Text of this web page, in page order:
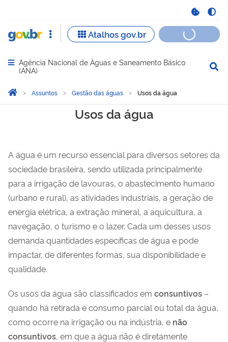
Abrir menu principal de navegação
Agência Nacional de Águas e Saneamento Básico
(ANA)
Você está aqui:
Página Inicial
Assuntos Gestão das águas Usos da água
Usos da água
Usos da água
A água é um recurso essencial para diversos setores da
sociedade brasileira, sendo utilizada principalmente
para a irrigação de lavouras, o abastecimento humano
(urbano e rural), as atividades industriais, a geração de
energia elétrica, a extração mineral, a aquicultura, a
navegação, o turismo e o lazer. Cada um desses usos
demanda quantidades específicas de água e pode
impactar, de diferentes formas, sua disponibilidade e
qualidade.
Os usos da água são classificados em consuntivos –
quando há retirada e consumo parcial ou total da água,
como ocorre na irrigação ou na indústria, e não
consuntivos, em que a água não é diretamente